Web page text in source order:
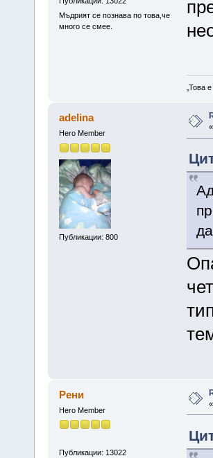
Мъдрият се познава по това,че
много се смее.
„Това
adelina
Hero Member
Публикации: 800
«
Рени
Hero Member
Публикации: 13022
«